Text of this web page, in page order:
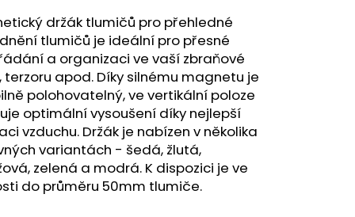
držák tlumičů pro přehledné
tlumičů je ideální pro přesné
a organizaci ve vaší zbraňové
terzoru apod. Díky silnému magnetu je
polohovatelný, ve vertikální poloze
optimální vysoušení díky nejlepší
vzduchu. Držák je nabízen v několika
variantách - šedá, žlutá,
zelená a modrá. K dispozici je ve
do průměru 50mm tlumiče.
Následující